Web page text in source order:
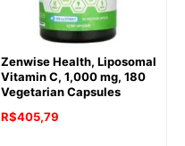
Zenwise Health, Liposomal
Vitamin C, 1,000 mg, 180
Vegetarian Capsules
R$405,79